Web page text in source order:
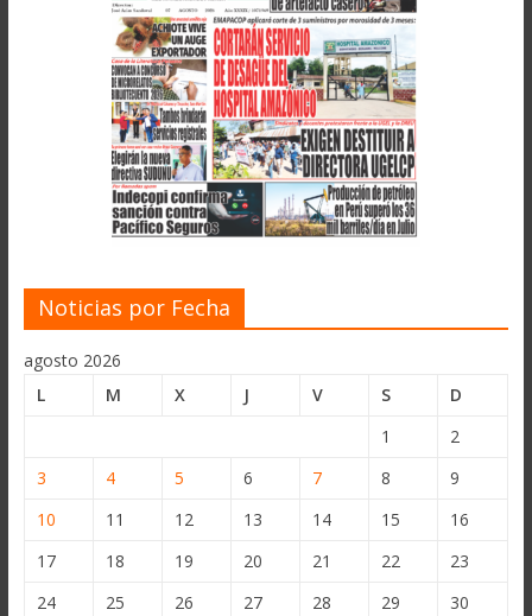
Noticias por Fecha
agosto 2026
L
M X J V S
D
1
2
3
4 5 6 7 8
9
10
11 12 13 14 15
16
17
18 19 20 21 22
23
24
25 26 27 28 29
30